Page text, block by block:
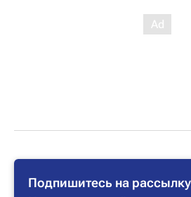
Подпишитесь на